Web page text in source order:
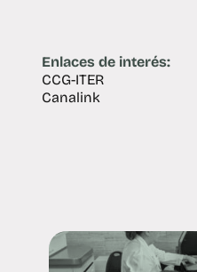
Enlaces de interés:
CCG-ITER
Canalink